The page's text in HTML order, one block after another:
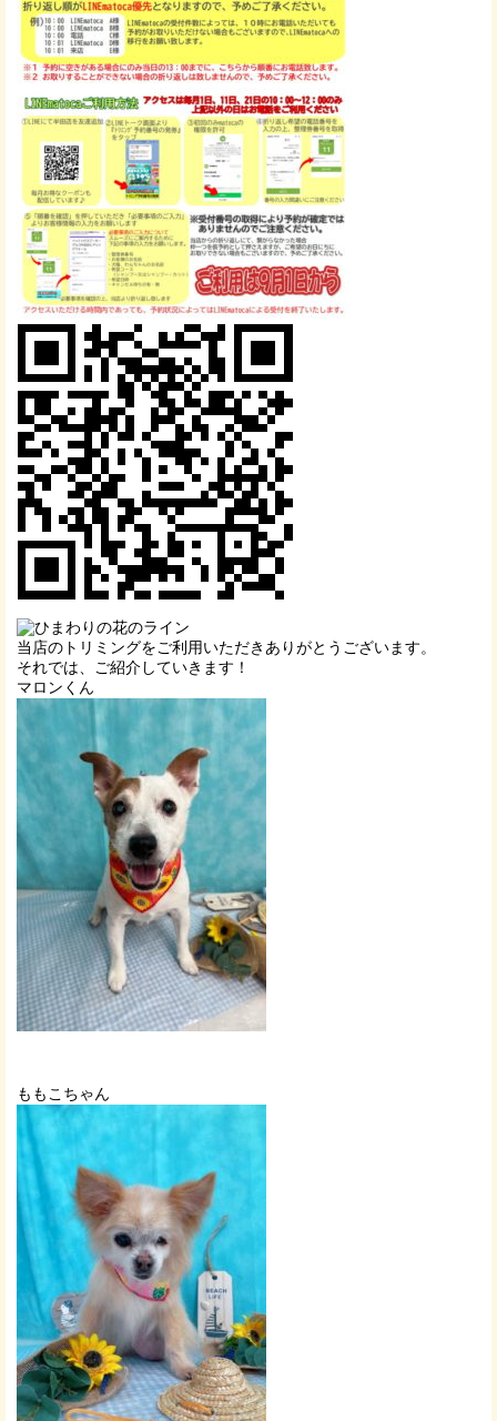
当店のトリミングをご利用いただきありがとうございます。
それでは、ご紹介していきます！
マロンくん
ももこちゃん